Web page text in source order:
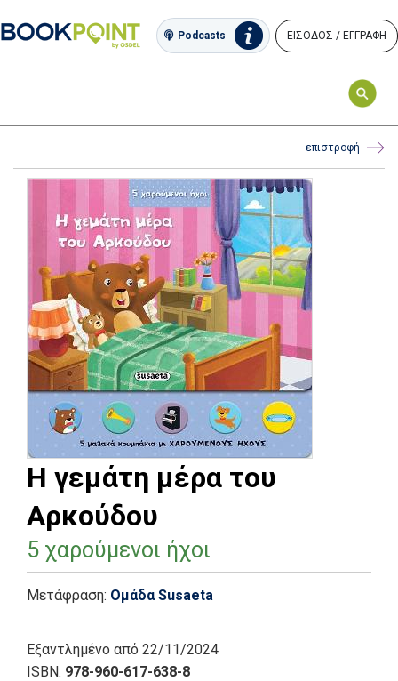
Podcasts ΕΙΣΟΔΟΣ / ΕΓΓΡΑΦΗ
επιστροφή
Η γεμάτη μέρα του
Αρκούδου
5 χαρούμενοι ήχοι
Μετάφραση: Ομάδα Susaeta
Εξαντλημένο από 22/11/2024
ISBN: 978-960-617-638-8